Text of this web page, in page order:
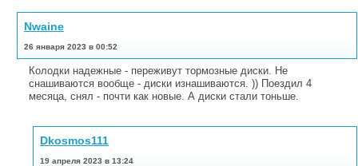
Nwaine
26 января 2023 в 00:52
Колодки надежные - переживут тормозные диски. Не
снашиваются вообще - диски изнашиваются. )) Поездил 4
месяца, снял - почти как новые. А диски стали тоньше.
Dkosmos111
19 апреля 2023 в 13:24